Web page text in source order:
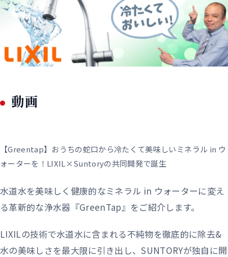
動画
【Greentap】おうちの蛇口から冷たくて美味しいミネラル in ウ
ォーターを！LIXIL×Suntoryの共同開発で誕生
水道水を美味しく健康的なミネラル in ウォーターに変え
る革新的な浄水器『GreenTap』をご紹介します。
LIXILの技術で水道水に含まれる不純物を徹底的に除去&
水の美味しさを最大限に引き出し、SUNTORYが独自に開